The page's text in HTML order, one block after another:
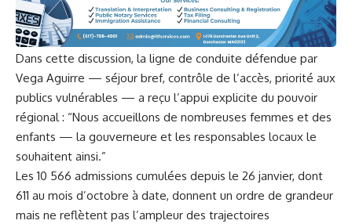
Dans cette discussion, la ligne de conduite défendue par
Vega Aguirre — séjour bref, contrôle de l’accès, priorité aux
publics vulnérables — a reçu l’appui explicite du pouvoir
régional : “Nous accueillons de nombreuses femmes et des
enfants — la gouverneure et les responsables locaux le
souhaitent ainsi.”
Les 10 566 admissions cumulées depuis le 26 janvier, dont
611 au mois d’octobre à date, donnent un ordre de grandeur
mais ne reflètent pas l’ampleur des trajectoires